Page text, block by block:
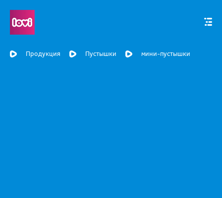
Продукция Пустышки мини-пустышки